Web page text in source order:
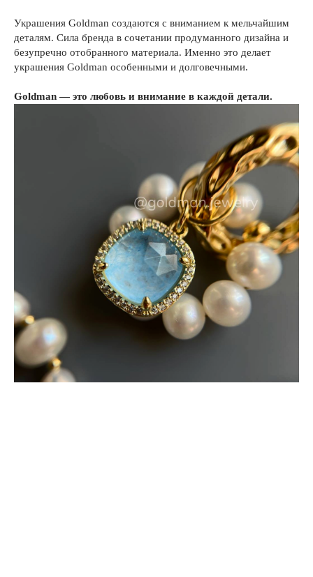
Украшения Goldman создаются с вниманием к мельчайшим
деталям. Сила бренда в сочетании продуманного дизайна и
безупречно отобранного материала. Именно это делает
украшения Goldman особенными и долговечными.
Goldman — это любовь и внимание в каждой детали.